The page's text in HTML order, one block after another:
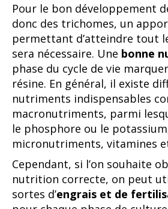
Pour le bon développement
donc des trichomes, un
permettant d’atteindre tout
sera nécessaire. Une bonne
phase du cycle de vie
résine. En général, il existe
nutriments indispensables
macronutriments, parmi
le phosphore ou le
micronutriments, vitamines
Cependant, si l’on souhaite
nutrition correcte, on peut
sortes d’engrais et de